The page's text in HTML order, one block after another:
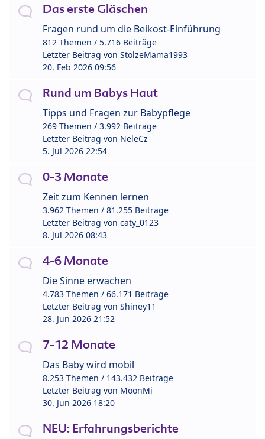
Das erste Gläschen
Fragen rund um die Beikost-Einführung
812 Themen / 5.716 Beiträge
Letzter Beitrag von StolzeMama1993
20. Feb 2026 09:56
Rund um Babys Haut
Tipps und Fragen zur Babypflege
269 Themen / 3.992 Beiträge
Letzter Beitrag von NeleCz
5. Jul 2026 22:54
0-3 Monate
Zeit zum Kennen lernen
3.962 Themen / 81.255 Beiträge
Letzter Beitrag von caty_0123
8. Jul 2026 08:43
4-6 Monate
Die Sinne erwachen
4.783 Themen / 66.171 Beiträge
Letzter Beitrag von Shiney11
28. Jun 2026 21:52
7-12 Monate
Das Baby wird mobil
8.253 Themen / 143.432 Beiträge
Letzter Beitrag von MoonMi
30. Jun 2026 18:20
NEU: Erfahrungsberichte